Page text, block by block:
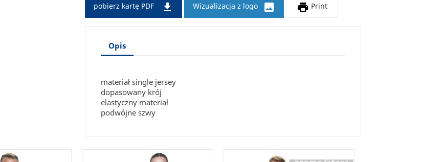
pobierz kartę PDF  Wizualizacja z logo   Print
Opis
materiał single jersey
dopasowany krój
elastyczny materiał
podwójne szwy